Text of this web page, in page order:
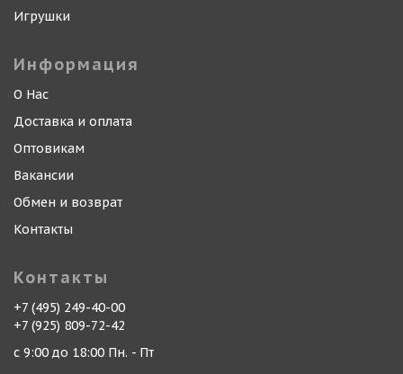
Игрушки
Информация
О Нас
Доставка и оплата
Оптовикам
Вакансии
Обмен и возврат
Контакты
Контакты
+7 (495) 249-40-00
+7 (925) 809-72-42
с 9:00 до 18:00 Пн. - Пт